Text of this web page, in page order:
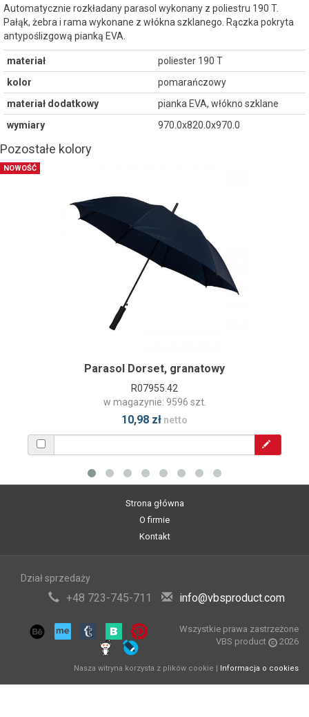
Automatycznie rozkładany parasol wykonany z poliestru 190 T.
Pałąk, żebra i rama wykonane z włókna szklanego. Rączka pokryta
antypoślizgową pianką EVA.
materiał
poliester 190 T
kolor
pomarańczowy
materiał dodatkowy
pianka EVA, włókno szklane
wymiary
970.0x820.0x970.0
Pozostałe kolory
NOWOŚĆ
Parasol Dorset, granatowy
R07955.42
w magazynie: 9596 szt.
10,98 zł netto
Strona główna
O firmie
Kontakt
Dział sprzedaży
+48 723-745-711 info@vbsproduct.com
Wszystkie prawa zastrzeżone
VBS product
2026
Nasza witryna korzysta z plików cookie | Informacja o cookies